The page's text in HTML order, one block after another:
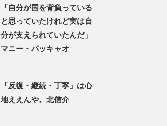
「自分が国を背負っている
と思っていたけれど実は自
分が支えられていたんだ」
マニー・パッキャオ
「反復・継続・丁寧」は心
地ええんや。北信介